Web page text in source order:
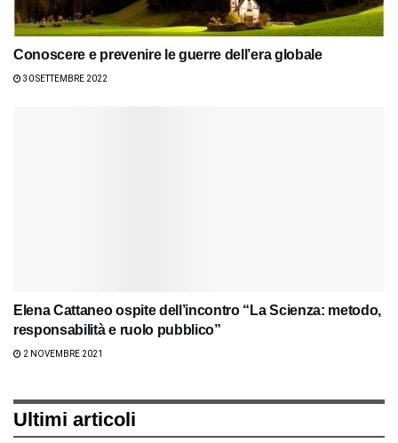
Conoscere e prevenire le guerre dell’era globale
30 SETTEMBRE 2022
Elena Cattaneo ospite dell’incontro “La Scienza: metodo,
responsabilità e ruolo pubblico”
2 NOVEMBRE 2021
Ultimi articoli